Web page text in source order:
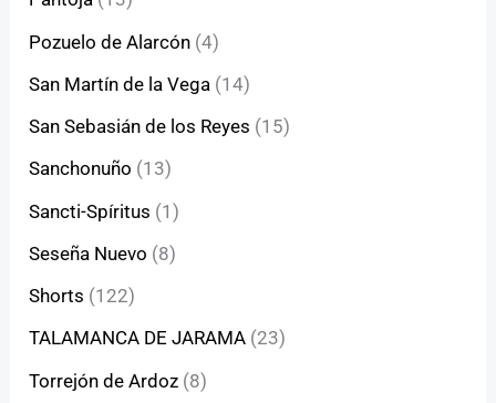
Pozuelo de Alarcón (4)
San Martín de la Vega (14)
San Sebasián de los Reyes (15)
Sanchonuño (13)
Sancti-Spíritus (1)
Seseña Nuevo (8)
Shorts (122)
TALAMANCA DE JARAMA (23)
Torrejón de Ardoz (8)